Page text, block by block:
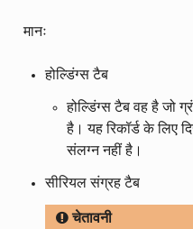
मानः
होल्डिंग्स टैब
होल्डिंग्स टैब वह है जो
है। यह रिकॉर्ड के लिए
संलग्न नहीं है।
सीरियल संग्रह टैब
चेतावनी